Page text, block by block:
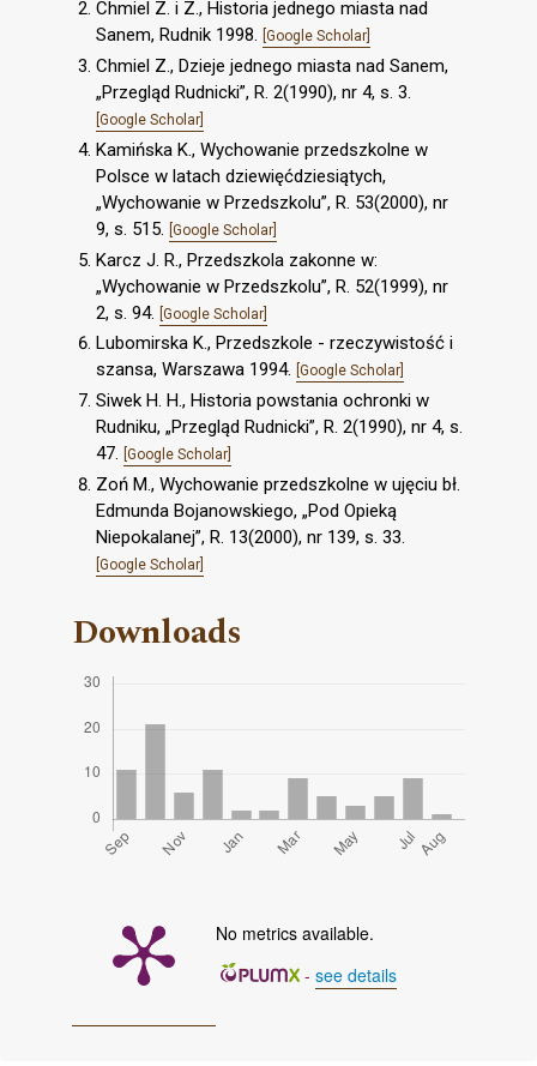
Chmiel Z. i Z., Historia jednego miasta nad
Sanem, Rudnik 1998. [Google Scholar]
Chmiel Z., Dzieje jednego miasta nad Sanem,
„Przegląd Rudnicki”, R. 2(1990), nr 4, s. 3.
[Google Scholar]
Kamińska K., Wychowanie przedszkolne w
Polsce w latach dziewięćdziesiątych,
„Wychowanie w Przedszkolu”, R. 53(2000), nr
9, s. 515. [Google Scholar]
Karcz J. R., Przedszkola zakonne w:
„Wychowanie w Przedszkolu”, R. 52(1999), nr
2, s. 94.
[Google Scholar]
Lubomirska K., Przedszkole - rzeczywistość i
szansa, Warszawa 1994. [Google Scholar]
Siwek H. H., Historia powstania ochronki w
Rudniku, „Przegląd Rudnicki”, R. 2(1990), nr 4, s.
47. [Google Scholar]
Zoń M., Wychowanie przedszkolne w ujęciu bł.
Edmunda Bojanowskiego, „Pod Opieką
Niepokalanej”, R. 13(2000), nr 139, s. 33.
[Google Scholar]
Downloads
No metrics available.
- see details